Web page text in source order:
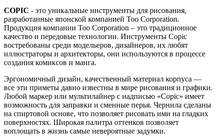
COPIC - это уникальные инструменты для рисования,
разработанные японской компанией Too Corporation.
Продукция компании Too Corporation – это традиционное
качество и передовые технологии. Инструменты Copic
востребованы среди модельеров, дизайнеров, их любят
иллюстраторы и архитекторы, они используются в процессе
создания комиксов и манга.
Эргономичный дизайн, качественный материал корпуса —
все эти приметы давно известны в мире рисования и графики.
Любой маркер или мультилайнер с надписью «Copic» имеет
возможность для заправки и сменные перья. Чернила сделаны
на спиртовой основе, что позволяет рисовать ими на гладких
поверхностях. Широкая палитра оттенков позволяет
воплощать в жизнь самые невероятные задумки.